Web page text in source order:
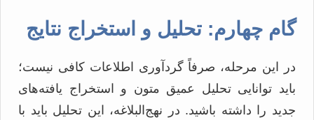
گام چهارم: تحلیل و استخراج نتایج
در این مرحله، صرفاً گردآوری اطلاعات کافی نیست؛
باید توانایی تحلیل عمیق متون و استخراج یافته‌های
جدید را داشته باشید. در نهج‌البلاغه، این تحلیل باید با